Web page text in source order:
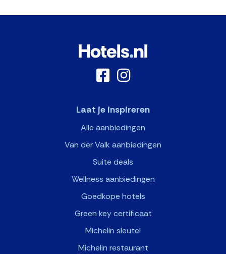
Laat je inspireren
Alle aanbiedingen
Van der Valk aanbiedingen
Suite deals
Wellness aanbiedingen
Goedkope hotels
Green key certificaat
Michelin sleutel
Michelin restaurant